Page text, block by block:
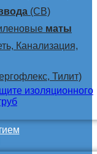
(СВ)
маты
Канализация,
Тилит)